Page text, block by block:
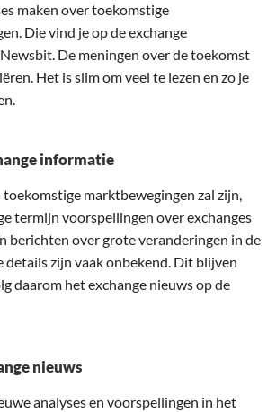
maken over toekomstige
Die vind je op de exchange
De meningen over de toekomst
Het is slim om veel te lezen en zo je
informatie
marktbewegingen zal zijn,
termijn voorspellingen over exchanges
berichten over grote veranderingen in de
details zijn vaak onbekend. Dit blijven
daarom het exchange nieuws op de
nieuws
analyses en voorspellingen in het